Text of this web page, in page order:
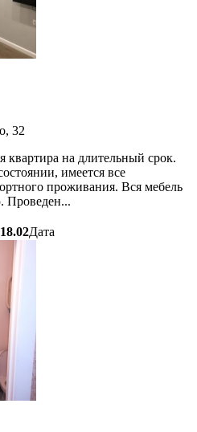
32
квартира на длительный срок.
имеется все
проживания. Вся мебель
Проведен...
18.02Дата